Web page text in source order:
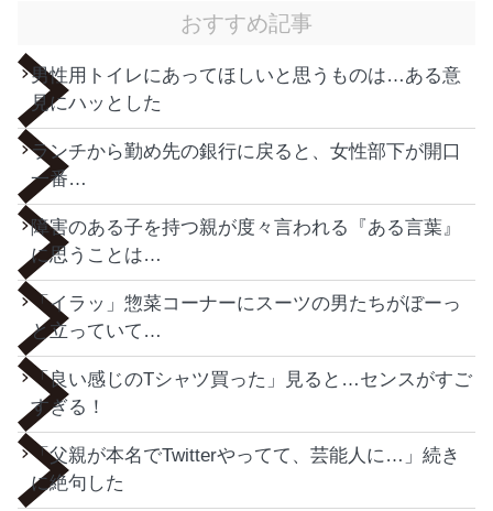
おすすめ記事
男性用トイレにあってほしいと思うものは…ある意
見にハッとした
ランチから勤め先の銀行に戻ると、女性部下が開口
一番…
障害のある子を持つ親が度々言われる『ある言葉』
に思うことは…
「イラッ」惣菜コーナーにスーツの男たちがぼーっ
と立っていて…
「良い感じのTシャツ買った」見ると…センスがすご
すぎる！
「父親が本名でTwitterやってて、芸能人に…」続き
に絶句した